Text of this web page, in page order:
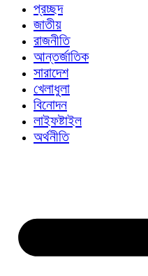
প্রচ্ছদ
জাতীয়
রাজনীতি
আন্তর্জাতিক
সারাদেশ
খেলাধুলা
বিনোদন
লাইফষ্টাইল
অর্থনীতি